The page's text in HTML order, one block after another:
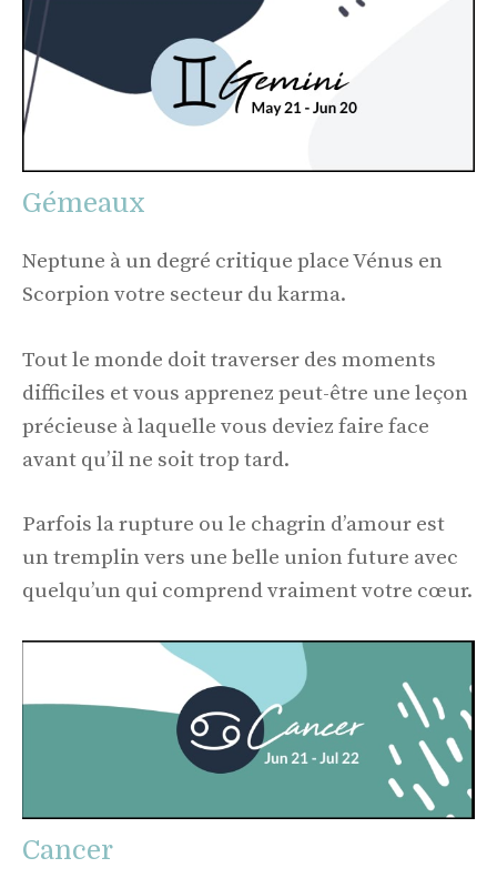
Gémeaux
Neptune à un degré critique place Vénus en
Scorpion votre secteur du karma.
Tout le monde doit traverser des moments
difficiles et vous apprenez peut-être une leçon
précieuse à laquelle vous deviez faire face
avant qu’il ne soit trop tard.
Parfois la rupture ou le chagrin d’amour est
un tremplin vers une belle union future avec
quelqu’un qui comprend vraiment votre cœur.
Cancer